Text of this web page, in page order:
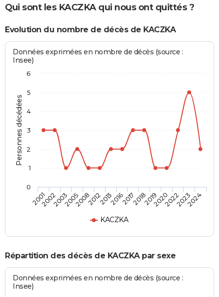
Qui sont les KACZKA qui nous ont quittés ?
Evolution du nombre de décès de KACZKA
Personnes décédées
Données exprimées en nombre de décès (source :
Insee)
KACZKA
200120022003200520082012201320162017201820192020202220232024
0
1
2
3
4
5
6
Répartition des décès de KACZKA par sexe
Données exprimées en nombre de décès (source :
Insee)